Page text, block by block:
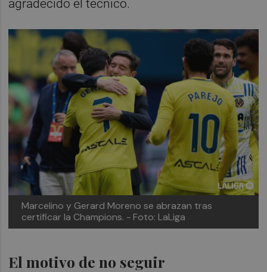
agradecido el técnico.
Marcelino y Gerard Moreno se abrazan tras
certificar la Champions. - Foto: LaLiga
El motivo de no seguir